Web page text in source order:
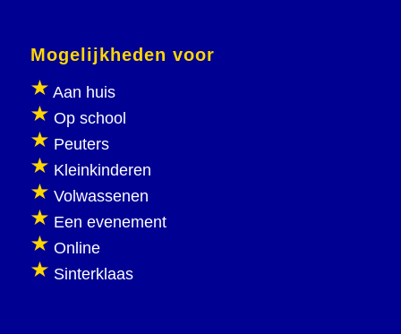
Mogelijkheden voor
Aan huis
Op school
Peuters
Kleinkinderen
Volwassenen
Een evenement
Online
Sinterklaas